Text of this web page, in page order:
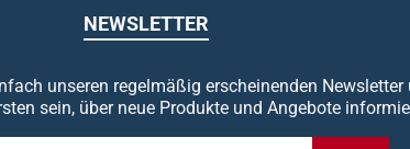
NEWSLETTER
unseren regelmäßig erscheinenden Newsletter
sein, über neue Produkte und Angebote